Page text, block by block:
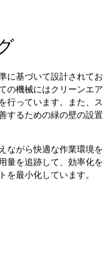
に基づいて設計されてお
の機械にはクリーンエア
行っています。また、ス
するための緑の壁の設置
ながら快適な作業環境を
量を追跡して、効率化を
最小化しています。